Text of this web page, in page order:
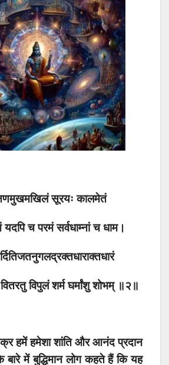
सूरयः कालमेतं
यदपि च परमं सर्वधाम्नां च धाम।
वितरतु विपुलं शर्म घर्मांशु शोभम् ॥२॥
हमें हमेशा शांति और आनंद प्रदान
में बुद्धिमान लोग कहते हैं कि यह